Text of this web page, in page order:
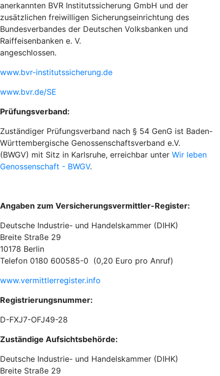
anerkannten BVR Institutssicherung GmbH und der
zusätzlichen freiwilligen Sicherungseinrichtung des
Bundesverbandes der Deutschen Volksbanken und
Raiffeisenbanken e. V.
angeschlossen.
www.bvr-institutssicherung.de
www.bvr.de/SE
Prüfungsverband:
Zuständiger Prüfungsverband nach § 54 GenG ist Baden-
Württembergische Genossenschaftsverband e.V.
(BWGV) mit Sitz in Karlsruhe, erreichbar unter Wir leben
Genossenschaft - BWGV.
Angaben zum Versicherungsvermittler-Register:
Deutsche Industrie- und Handelskammer (DIHK)
Breite Straße 29
10178 Berlin
Telefon 0180 600585-0 (0,20 Euro pro Anruf)
www.vermittlerregister.info
Registrierungsnummer:
D-FXJ7-OFJ49-28
Zuständige Aufsichtsbehörde:
Deutsche Industrie- und Handelskammer (DIHK)
Breite Straße 29